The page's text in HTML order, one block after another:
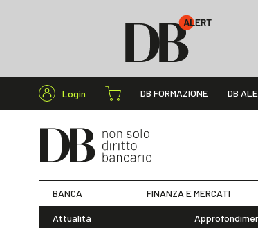
Login DB FORMAZIONE DB
BANCA FINANZA E MERCATI
Attualità